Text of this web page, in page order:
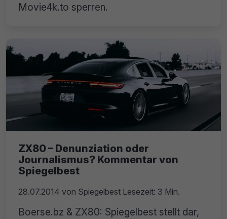
Movie4k.to sperren.
ZX80 – Denunziation oder
Journalismus? Kommentar von
Spiegelbest
28.07.2014 von Spiegelbest Lesezeit: 3 Min.
Boerse.bz & ZX80: Spiegelbest stellt dar,